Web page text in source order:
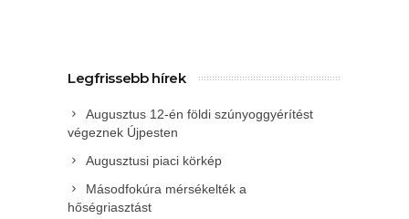
Legfrissebb hírek
Augusztus 12-én földi szúnyoggyérítést
végeznek Újpesten
Augusztusi piaci körkép
Másodfokúra mérsékelték a
hőségriasztást